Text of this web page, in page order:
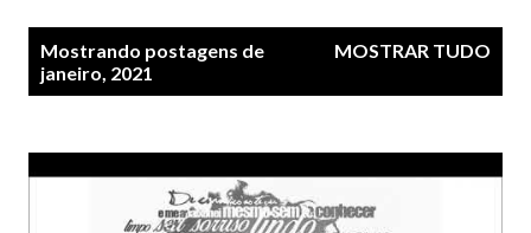
Mostrando postagens de
janeiro, 2021
MOSTRAR TUDO